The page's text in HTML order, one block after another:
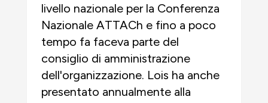
livello nazionale per la Conferenza
Nazionale ATTACh e fino a poco
tempo fa faceva parte del
consiglio di amministrazione
dell'organizzazione. Lois ha anche
presentato annualmente alla